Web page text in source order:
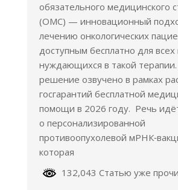
обязательного медицинского
(ОМС) — инновационный
лечению онкологических
доступным бесплатно для всех
нуждающихся в такой
решение озвучено в рамках
госгарантий бесплатной
помощи в 2026 году. Речь
о персонализированной
противоопухолевой
которая
132,043 Статью уже